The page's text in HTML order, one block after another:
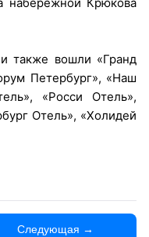
также вошли «Гранд
Петербург», «Наш
«Росси Отель»,
Отель», «Холидей
Следующая →